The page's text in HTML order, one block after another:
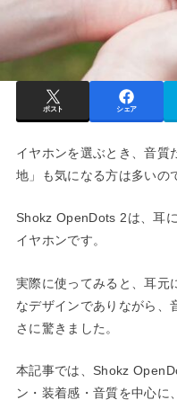
ポスト シェア
イヤホンを選ぶとき、音質
地」も気になる方は多いの
Shokz OpenDots 2は、耳
イヤホンです。
実際に使ってみると、耳元
なデザインでありながら、
さに驚きました。
本記事では、Shokz
ン・装着感・音質を中心に